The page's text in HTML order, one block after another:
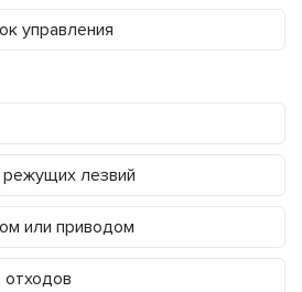
управления
лезвий
или приводом
отходов